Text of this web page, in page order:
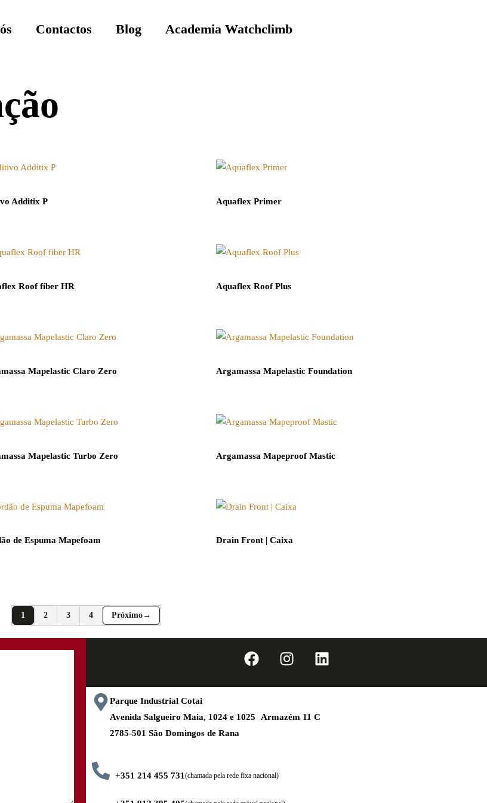
Contactos Blog Academia Watchclimb
Additix P Aquaflex Primer
Roof fiber HR Aquaflex Roof Plus
Mapelastic Claro Zero Argamassa Mapelastic Foundation
Mapelastic Turbo Zero Argamassa Mapeproof Mastic
de Espuma Mapefoam Drain Front | Caixa
1 2 3 4 →
Parque Industrial Cotai
Avenida Salgueiro Maia, 1024 e 1025 Armazém 11 C
2785-501 São Domingos de Rana
+351 214 455 731 (chamada pela rede fixa nacional)